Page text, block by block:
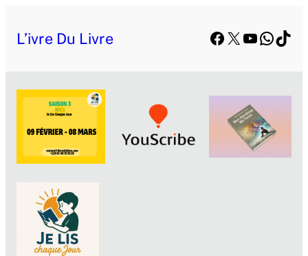
L’ivre Du Livre Facebook
X YouTube